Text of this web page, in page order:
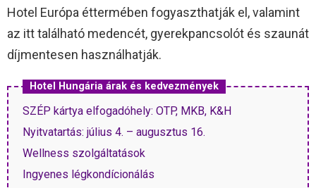
Hotel Európa éttermében fogyaszthatják el, valamint
az itt található medencét, gyerekpancsolót és szaunát
díjmentesen használhatják.
Hotel Hungária árak és kedvezmények
SZÉP kártya elfogadóhely: OTP, MKB, K&H
Nyitvatartás: július 4. – augusztus 16.
Wellness szolgáltatások
Ingyenes légkondícionálás